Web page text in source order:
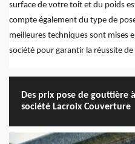
surface de votre toit et du poids
compte également du type de
meilleures techniques sont mises
société pour garantir la réussite de
Des prix pose de gouttière
société Lacroix Couverture